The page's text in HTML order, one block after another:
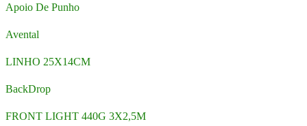
Apoio De Punho
Avental
LINHO 25X14CM
BackDrop
FRONT LIGHT 440G 3X2,5M